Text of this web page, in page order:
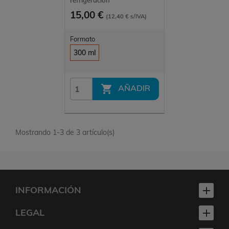
15,00 € (12,40 € s/IVA)
Formato
300 ml
 AÑADIR
Mostrando 1-3 de 3 artículo(s)
INFORMACIÓN 
LEGAL 